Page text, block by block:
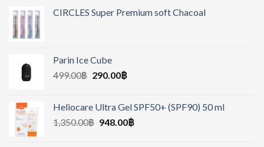
CIRCLES Super Premium soft Chacoal
Parin Ice Cube
499.00฿ 290.00฿
Heliocare Ultra Gel SPF50+ (SPF90) 50 ml
1,350.00฿ 948.00฿